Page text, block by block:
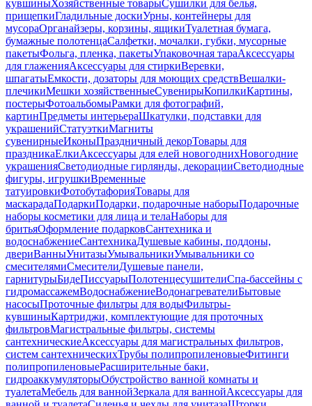
кувшиныХозяйственные товарыСушилки для белья,
прищепкиГладильные доскиУрны, контейнеры для
мусораОрганайзеры, корзины, ящикиТуалетная бумага,
бумажные полотенцаСалфетки, мочалки, губки, мусорные
пакетыФольга, пленка, пакетыУпаковочная тараАксессуары
для глаженияАксессуары для стиркиВеревки,
шпагатыЕмкости, дозаторы для моющих средствВешалки-
плечикиМешки хозяйственныеСувенирыКопилкиКартины,
постерыФотоальбомыРамки для фотографий,
картинПредметы интерьераШкатулки, подставки для
украшенийСтатуэткиМагниты
сувенирныеИконыПраздничный декорТовары для
праздникаЕлкиАксессуары для елей новогоднихНовогодние
украшенияСветодиодные гирлянды, декорацииСветодиодные
фигуры, игрушкиВременные
татуировкиФотобутафорияТовары для
маскарадаПодаркиПодарки, подарочные наборыПодарочные
наборы косметики для лица и телаНаборы для
бритьяОформление подарковСантехника и
водоснабжениеСантехникаДушевые кабины, поддоны,
двериВанныУнитазыУмывальникиУмывальники со
смесителямиСмесителиДушевые панели,
гарнитурыБидеПиссуарыПолотенцесушителиСпа-бассейны с
гидромассажемВодоснабжениеВодонагревателиБытовые
насосыПроточные фильтры для водыФильтры-
кувшиныКартриджи, комплектующие для проточных
фильтровМагистральные фильтры, системы
сантехническиеАксессуары для магистральных фильтров,
систем сантехническихТрубы полипропиленовыеФитинги
полипропиленовыеРасширительные баки,
гидроаккумуляторыОбустройство ванной комнаты и
туалетаМебель для ваннойЗеркала для ваннойАксессуары для